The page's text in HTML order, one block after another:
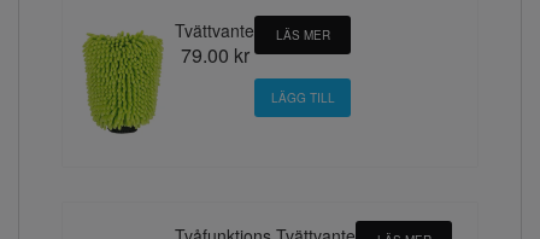
Tvättvante
79.00 kr
LÄS MER